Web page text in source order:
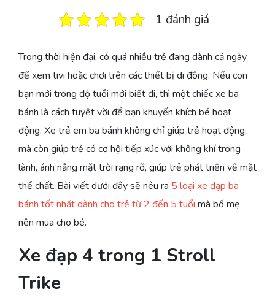
1 đánh giá
Trong thời hiện đại, có quá nhiều trẻ đang dành cả ngày
để xem tivi hoặc chơi trên các thiết bị di động. Nếu con
bạn mới trong độ tuổi mới biết đi, thì một chiếc xe ba
bánh là cách tuyệt vời để bạn khuyến khích bé hoạt
động. Xe trẻ em ba bánh không chỉ giúp trẻ hoạt động,
mà còn giúp trẻ có cơ hội tiếp xúc với không khí trong
lành, ánh nắng mặt trời rạng rỡ, giúp trẻ phát triển về mặt
thể chất. Bài viết dưới đây sẽ nêu ra 5 loại xe đạp ba
bánh tốt nhất dành cho trẻ từ 2 đến 5 tuổi mà bố mẹ
nên mua cho bé.
Xe đạp 4 trong 1 Stroll
Trike